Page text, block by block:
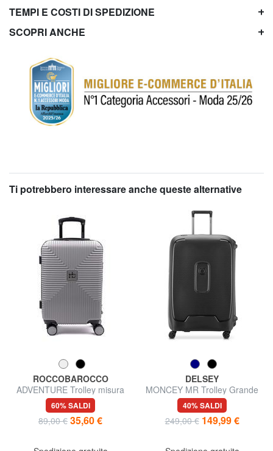
TEMPI E COSTI DI SPEDIZIONE
SCOPRI ANCHE
Ti potrebbero interessare anche queste alternative
ROCCOBAROCCO
ADVENTURE Trolley misura
media
60% SALDI
89,00 € 35,60 €
DELSEY
MONCEY MR Trolley Grande
40% SALDI
249,00 € 149,99 €